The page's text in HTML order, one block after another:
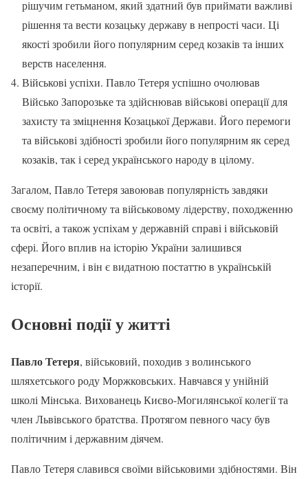
рішучим гетьманом, який здатний був приймати важливі
рішення та вести козацьку державу в непрості часи. Ці
якості зробили його популярним серед козаків та інших
верств населення.
Військові успіхи. Павло Тетеря успішно очолював
Військо Запорозьке та здійснював військові операції для
захисту та зміцнення Козацької Держави. Його перемоги
та військові здібності зробили його популярним як серед
козаків, так і серед українського народу в цілому.
Загалом, Павло Тетеря завоював популярність завдяки
своєму політичному та військовому лідерству, походженню
та освіті, а також успіхам у державній справі і військовій
сфері. Його вплив на історію України залишився
незаперечним, і він є видатною постаттю в українській
історії.
Основні події у житті
Павло Тетеря, військовий, походив з волинського
шляхетського роду Моржковських. Навчався у унійній
школі Мінська. Вихованець Києво-Могилянської колегії та
член Львівського братства. Протягом певного часу був
політичним і державним діячем.
Павло Тетеря славився своїми військовими здібностями. Він